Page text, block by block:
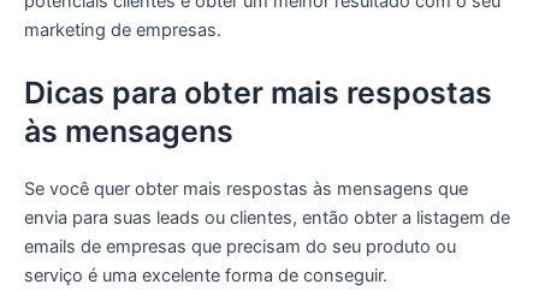
marketing de empresas.
Dicas para obter mais respostas
às mensagens
Se você quer obter mais respostas às mensagens que
envia para suas leads ou clientes, então obter a listagem de
emails de empresas que precisam do seu produto ou
serviço é uma excelente forma de conseguir.